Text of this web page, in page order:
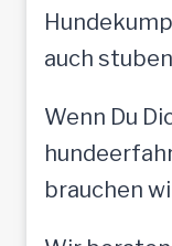
auch
Wenn Du
brauchen